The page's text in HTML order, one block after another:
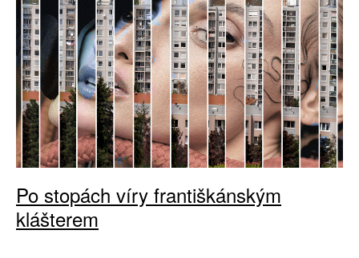
Po stopách víry františkánským
klášterem